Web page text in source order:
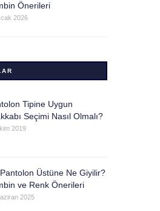
Önerileri
2026
Tipine Uygun
Seçimi Nasıl Olmalı?
2019
Üstüne Ne Giyilir?
ve Renk Önerileri
2025